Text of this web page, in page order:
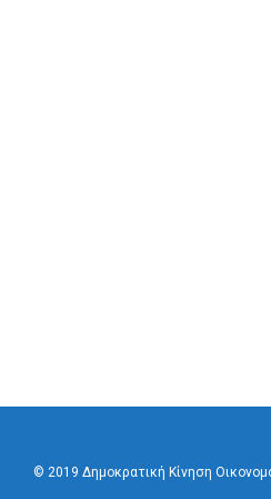
© 2019 Δημοκρατική Κίνηση